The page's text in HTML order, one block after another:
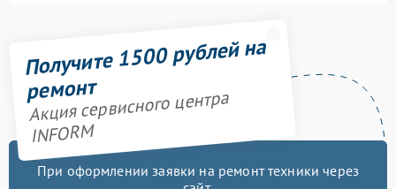
Получите 1500 рублей на
ремонт
Акция сервисного центра
INFORM
При оформлении заявки на ремонт техники через